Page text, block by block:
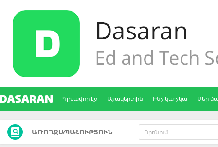
Գլխավոր էջ Աշակերտին Ինչ կա-չկա Մեր
ԱՌՈՂՋԱՊԱՀՈՒԹՅՈՒՆ